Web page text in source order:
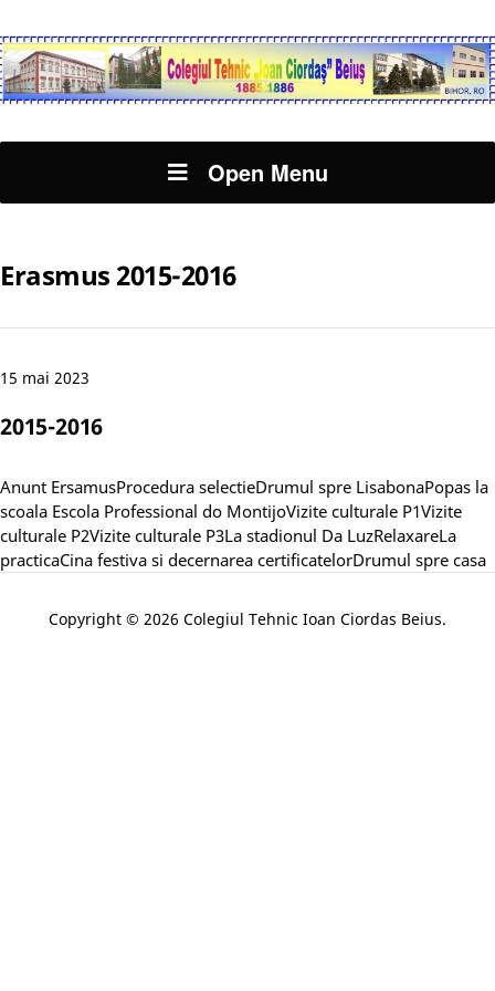
Open Menu
Erasmus 2015-2016
15 mai 2023
2015-2016
Anunt ErsamusProcedura selectieDrumul spre LisabonaPopas la
scoala Escola Professional do MontijoVizite culturale P1Vizite
culturale P2Vizite culturale P3La stadionul Da LuzRelaxareLa
practicaCina festiva si decernarea certificatelorDrumul spre casa
Copyright © 2026 Colegiul Tehnic Ioan Ciordas Beius.